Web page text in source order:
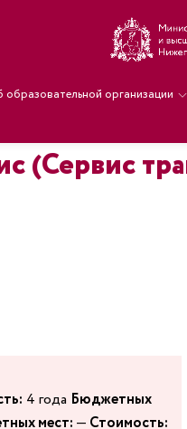
образовательной организации
(Сервис
4 года Бюджетных
мест: — Стоимость: